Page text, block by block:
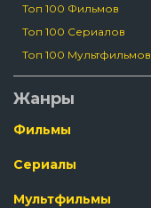
Топ 100 Фильмов
Топ 100 Сериалов
Топ 100 Мультфильмов
Жанры
Фильмы
Сериалы
Мультфильмы